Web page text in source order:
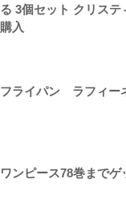
る 3個セット クリステ
購入
フライパン ラフィー
ワンピース78巻までゲ